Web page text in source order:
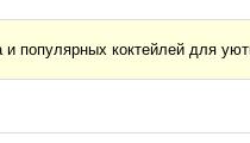
популярных коктейлей для